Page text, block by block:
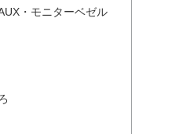
・モニターベゼル